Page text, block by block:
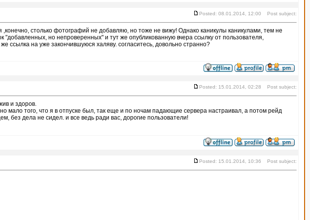
Posted: 08.01.2014, 12:00 Post subject:
столько фотографий не добавляю, но тоже не вижу! Однако каникулы каникулами, тем не
но непроверенных" и тут же опубликованную вчера ссылку от пользователя,
ссылка на уже закончившуюся халяву. согласитесь, довольно странно?
Posted: 15.01.2014, 02:28 Post subject:
и здоров.
мало того, что я в отпуске был, так еще и по ночам падающие сервера настраивал, а потом рейд
без дела не сидел. и все ведь ради вас, дорогие пользователи!
Posted: 15.01.2014, 10:36 Post subject: